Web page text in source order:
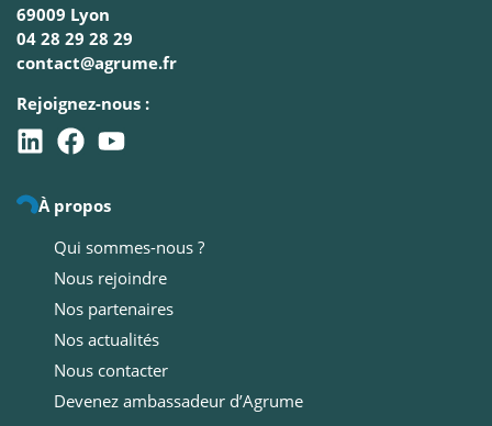
69009 Lyon
04 28 29 28 29
contact@agrume.fr
Rejoignez-nous :
À propos
Qui sommes-nous ?
Nous rejoindre
Nos partenaires
Nos actualités
Nous contacter
Devenez ambassadeur d’Agrume